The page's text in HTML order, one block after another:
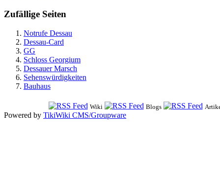
Zufällige Seiten
Notrufe Dessau
Dessau-Card
GG
Schloss Georgium
Dessauer Marsch
Sehenswürdigkeiten
Bauhaus
Wiki Blogs
Powered by TikiWiki CMS/Groupware